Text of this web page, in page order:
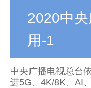
2020中
用-1
中央广播电视总台
进5G、4K/8K、AI